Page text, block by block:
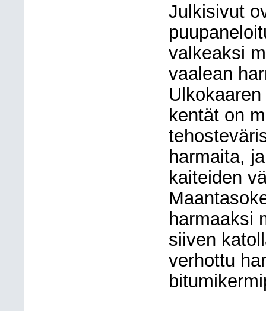
Julkisivut
valkeaksi
vaalean
kentät on
harmaita,
kaiteiden
harmaaksi
siiven
verhottu